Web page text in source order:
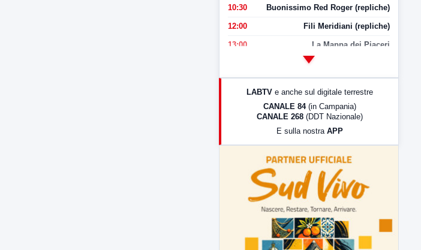
10:30 Buonissimo Red Roger (repliche)
12:00 Fili Meridiani (repliche)
13:00 La Mappa dei Piaceri
LabNews (Diretta)
LabNews (replica)
LABTV e anche sul digitale terrestre
CANALE 84 (in Campania)
CANALE 268 (DDT Nazionale)
E sulla nostra APP